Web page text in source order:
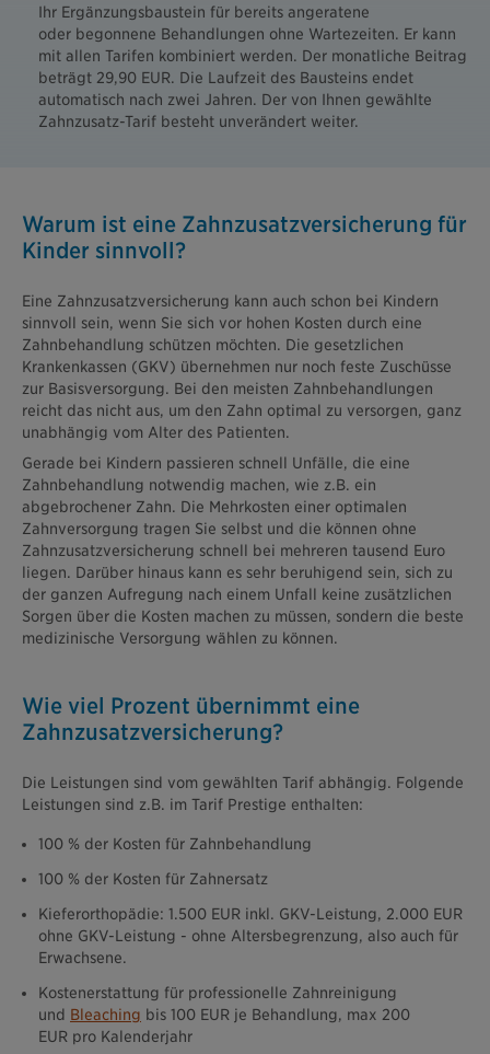
Ihr Ergänzungsbaustein für bereits angeratene
oder begonnene Behandlungen ohne Wartezeiten. Er kann
mit allen Tarifen kombiniert werden. Der monatliche Beitrag
beträgt 29,90 EUR. Die Laufzeit des Bausteins endet
automatisch nach zwei Jahren. Der von Ihnen gewählte
Zahnzusatz-Tarif besteht unverändert weiter.
Warum ist eine Zahnzusatzversicherung für
Kinder sinnvoll?
Eine Zahnzusatzversicherung kann auch schon bei Kindern
sinnvoll sein, wenn Sie sich vor hohen Kosten durch eine
Zahnbehandlung schützen möchten. Die gesetzlichen
Krankenkassen (GKV) übernehmen nur noch feste Zuschüsse
zur Basisversorgung. Bei den meisten Zahnbehandlungen
reicht das nicht aus, um den Zahn optimal zu versorgen, ganz
unabhängig vom Alter des Patienten.
Gerade bei Kindern passieren schnell Unfälle, die eine
Zahnbehandlung notwendig machen, wie z.B. ein
abgebrochener Zahn. Die Mehrkosten einer optimalen
Zahnversorgung tragen Sie selbst und die können ohne
Zahnzusatzversicherung schnell bei mehreren tausend Euro
liegen. Darüber hinaus kann es sehr beruhigend sein, sich zu
der ganzen Aufregung nach einem Unfall keine zusätzlichen
Sorgen über die Kosten machen zu müssen, sondern die beste
medizinische Versorgung wählen zu können.
Wie viel Prozent übernimmt eine
Zahnzusatzversicherung?
Die Leistungen sind vom gewählten Tarif abhängig. Folgende
Leistungen sind z.B. im Tarif Prestige enthalten:
100 % der Kosten für Zahnbehandlung
100 % der Kosten für Zahnersatz
Kieferorthopädie: 1.500 EUR inkl. GKV-Leistung, 2.000 EUR
ohne GKV-Leistung - ohne Altersbegrenzung, also auch für
Erwachsene.
Kostenerstattung für professionelle Zahnreinigung
und Bleaching bis 100 EUR je Behandlung, max 200
EUR pro Kalenderjahr